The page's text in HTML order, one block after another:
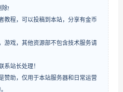
除!
教程，可以投稿到本站，分享有金币
游戏，其他资源部不包含技术服务请
系站长处理！
赞助，仅用于本站服务器和日常运营